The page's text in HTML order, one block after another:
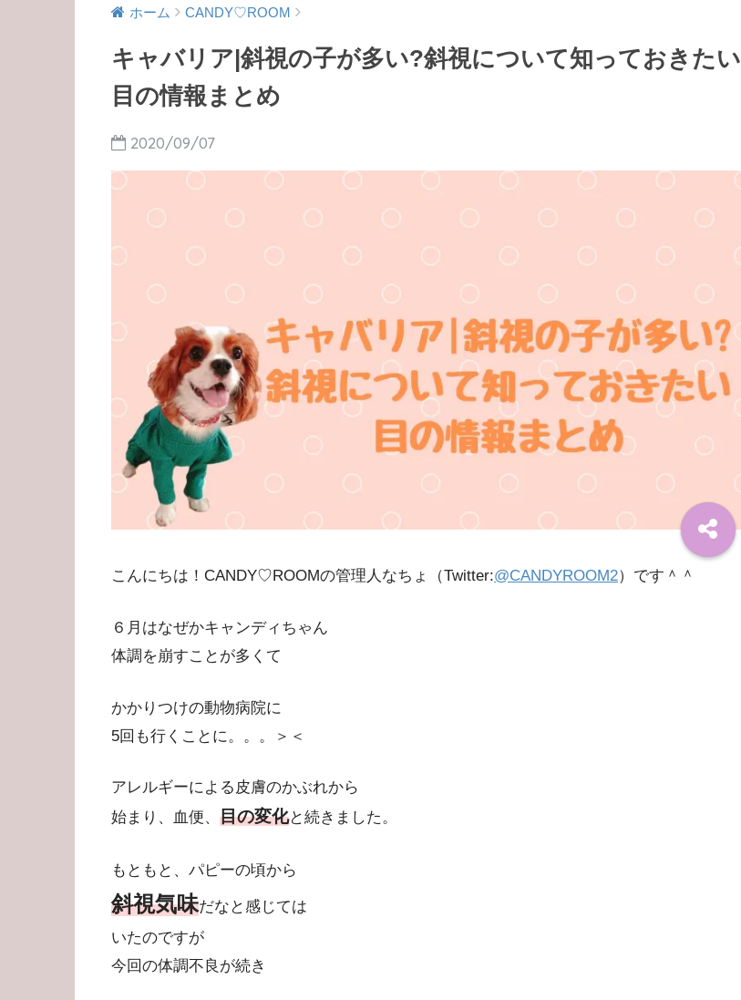
ホーム CANDY♡ROOM
キャバリア|斜視の子が多い?斜視について知っておきたい
目の情報まとめ
2020/09/07
こんにちは！CANDY♡ROOMの管理人なちょ（Twitter:@CANDYROOM2）です＾＾
６月はなぜかキャンディちゃん
体調を崩すことが多くて
かかりつけの動物病院に
5回も行くことに。。。＞＜
アレルギーによる皮膚のかぶれから
始まり、血便、 目の変化と続きました。
もともと、パピーの頃から
斜視気味だなと感じては
いたのですが
今回の体調不良が続き